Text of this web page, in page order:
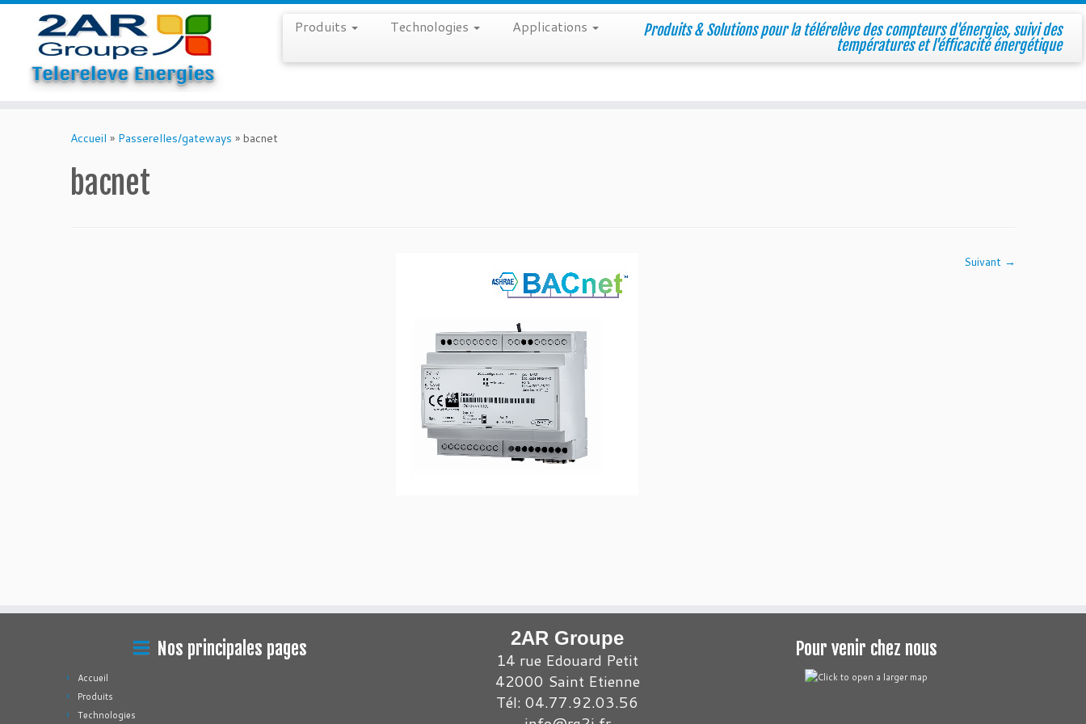
Produits & Solutions pour la télérelève des compteurs d'énergies, suivi des
températures et l'éfficacité énergétique
Produits Technologies Applications
Accueil » Passerelles/gateways » bacnet
bacnet
Suivant →
Nos principales pages
Accueil
Produits
Technologies
2AR Groupe
14 rue Edouard Petit
42000 Saint Etienne
Tél: 04.77.92.03.56
Pour venir chez nous